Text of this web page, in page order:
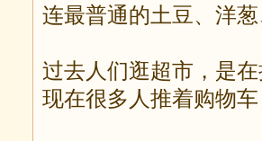
连最普通的土豆、洋
过去人们逛超市，是
现在很多人推着购物